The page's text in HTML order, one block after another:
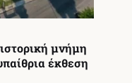
μνήμη
έκθεση